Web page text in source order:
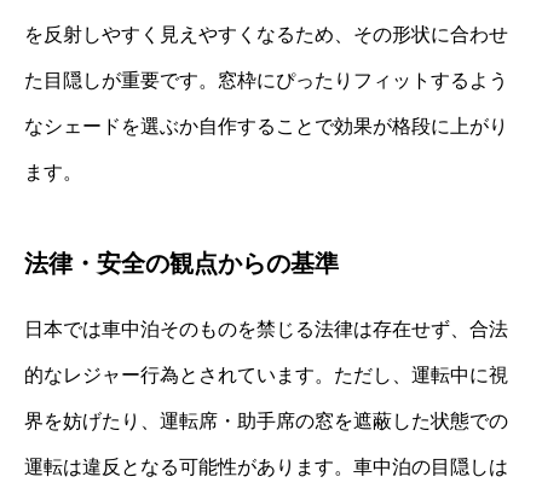
を反射しやすく見えやすくなるため、その形状に合わせ
た目隠しが重要です。窓枠にぴったりフィットするよう
なシェードを選ぶか自作することで効果が格段に上がり
ます。
法律・安全の観点からの基準
日本では車中泊そのものを禁じる法律は存在せず、合法
的なレジャー行為とされています。ただし、運転中に視
界を妨げたり、運転席・助手席の窓を遮蔽した状態での
運転は違反となる可能性があります。車中泊の目隠しは